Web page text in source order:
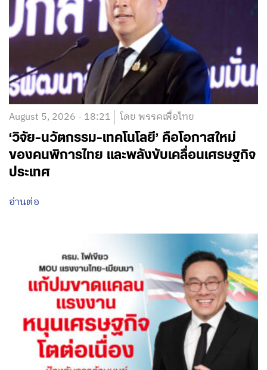
August 5, 2026 - 18:21 โดย พรรคเพื่อไทย
‘วิจัย-นวัตกรรม-เทคโนโลยี’ คือโอกาสใหม่
ของคนพิการไทย และพลังขับเคลื่อนเศรษฐกิจ
ประเทศ
อ่านต่อ